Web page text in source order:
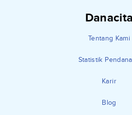
Danacita
Tentang Kami
Statistik
Karir
Blog